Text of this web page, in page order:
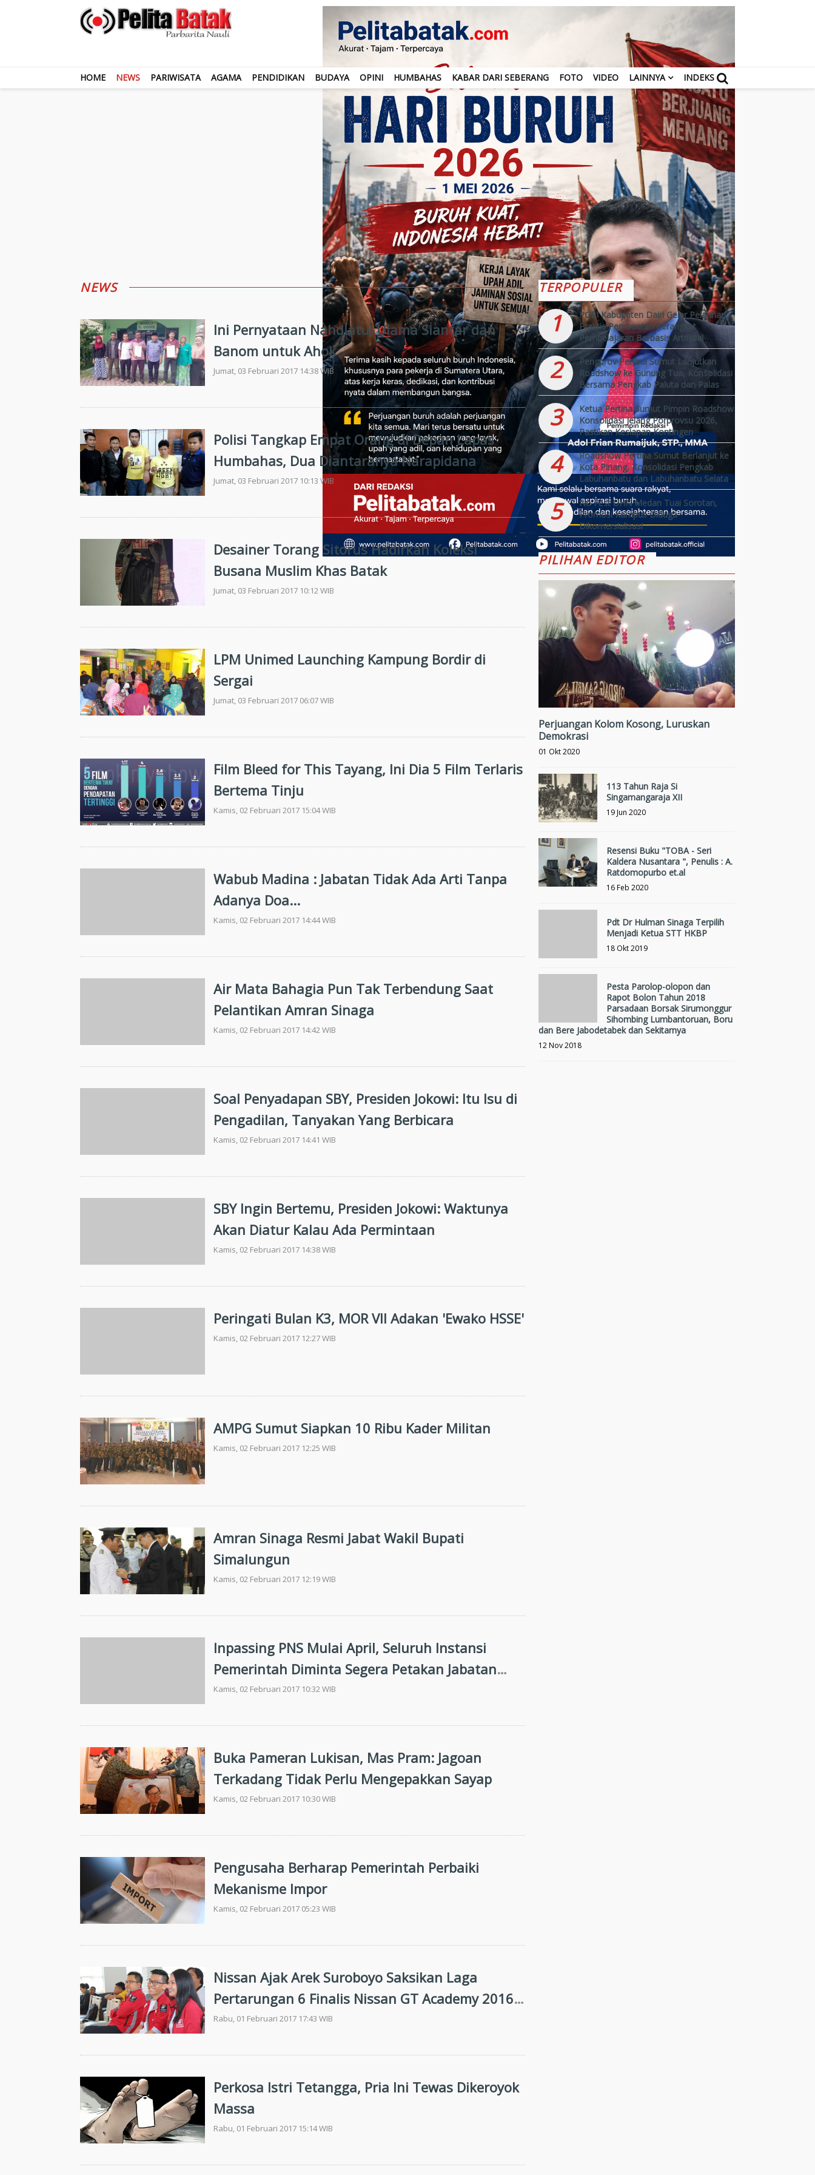
HOME NEWS PARIWISATA AGAMA PENDIDIKAN BUDAYA OPINI HUMBAHAS KABAR DARI SEBERANG FOTO VIDEO LAINNYA INDEKS
NEWS
Ini Pernyataan Nahdlatul Ulama Siantar dan
Banom untuk Ahok
Jumat, 03 Februari 2017 14:38 WIB
Polisi Tangkap Empat Orang di Depan Lapas
Humbahas, Dua Diantaranya Narapidana
Jumat, 03 Februari 2017 10:13 WIB
Desainer Torang Sitorus Hadirkan Koleksi
Busana Muslim Khas Batak
Jumat, 03 Februari 2017 10:12 WIB
LPM Unimed Launching Kampung Bordir di
Sergai
Jumat, 03 Februari 2017 06:07 WIB
Film Bleed for This Tayang, Ini Dia 5 Film Terlaris
Bertema Tinju
Kamis, 02 Februari 2017 15:04 WIB
Wabub Madina : Jabatan Tidak Ada Arti Tanpa
Adanya Doa...
Kamis, 02 Februari 2017 14:44 WIB
Air Mata Bahagia Pun Tak Terbendung Saat
Pelantikan Amran Sinaga
Kamis, 02 Februari 2017 14:42 WIB
Soal Penyadapan SBY, Presiden Jokowi: Itu Isu di
Pengadilan, Tanyakan Yang Berbicara
Kamis, 02 Februari 2017 14:41 WIB
SBY Ingin Bertemu, Presiden Jokowi: Waktunya
Akan Diatur Kalau Ada Permintaan
Kamis, 02 Februari 2017 14:38 WIB
Peringati Bulan K3, MOR VII Adakan 'Ewako HSSE'
Kamis, 02 Februari 2017 12:27 WIB
AMPG Sumut Siapkan 10 Ribu Kader Militan
Kamis, 02 Februari 2017 12:25 WIB
Amran Sinaga Resmi Jabat Wakil Bupati
Simalungun
Kamis, 02 Februari 2017 12:19 WIB
Inpassing PNS Mulai April, Seluruh Instansi
Pemerintah Diminta Segera Petakan Jabatan
Fungsional
Kamis, 02 Februari 2017 10:32 WIB
Buka Pameran Lukisan, Mas Pram: Jagoan
Terkadang Tidak Perlu Mengepakkan Sayap
Kamis, 02 Februari 2017 10:30 WIB
Pengusaha Berharap Pemerintah Perbaiki
Mekanisme Impor
Kamis, 02 Februari 2017 05:23 WIB
Nissan Ajak Arek Suroboyo Saksikan Laga
Pertarungan 6 Finalis Nissan GT Academy 2016
di Layar Kaca
Rabu, 01 Februari 2017 17:43 WIB
Perkosa Istri Tetangga, Pria Ini Tewas Dikeroyok
Massa
Rabu, 01 Februari 2017 15:14 WIB
TERPOPULER
1
PGRI Kabupaten Dairi Gelar Pelatihan
Praktis Pembuatan Perangkat
Pembelajaran Berbasis Artificial
Intelligence (AI)
2
Pengprov Pertina Sumut Lanjutkan
Roadshow ke Gunung Tua, Konsolidasi
Bersama Pengkab Paluta dan Palas
Jelang Porprovsu 2026
3
Ketua Pertina Sumut Pimpin Roadshow
Konsolidasi Jelang Porprovsu 2026,
Pastikan Kesiapan Kontingen
Kabupaten/Kota
4
Roadshow Pertina Sumut Berlanjut ke
Kota Pinang, Konsolidasi Pengkab
Labuhanbatu dan Labuhanbatu Selatan
Jelang Porprovsu 2026
5
No Fest UHN Medan Tuai Sorotan,
Promosi Kampus Diduga
Dikomersialisasi
PILIHAN EDITOR
Perjuangan Kolom Kosong, Luruskan
Demokrasi
01 Okt 2020
113 Tahun Raja Si
Singamangaraja XII
19 Jun 2020
Resensi Buku "TOBA - Seri
Kaldera Nusantara ", Penulis : A.
Ratdomopurbo et.al
16 Feb 2020
Pdt Dr Hulman Sinaga Terpilih
Menjadi Ketua STT HKBP
18 Okt 2019
Pesta Parolop-olopon dan
Rapot Bolon Tahun 2018
Parsadaan Borsak Sirumonggur
Sihombing Lumbantoruan, Boru
dan Bere Jabodetabek dan Sekitarnya
12 Nov 2018